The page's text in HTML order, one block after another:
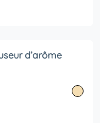
d’arôme